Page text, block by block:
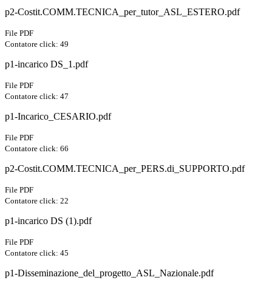
p2-Costit.COMM.TECNICA_per_tutor_ASL_ESTERO.pdf
File PDF
Contatore click: 49
p1-incarico DS_1.pdf
File PDF
Contatore click: 47
p1-Incarico_CESARIO.pdf
File PDF
Contatore click: 66
p2-Costit.COMM.TECNICA_per_PERS.di_SUPPORTO.pdf
File PDF
Contatore click: 22
p1-incarico DS (1).pdf
File PDF
Contatore click: 45
p1-Disseminazione_del_progetto_ASL_Nazionale.pdf